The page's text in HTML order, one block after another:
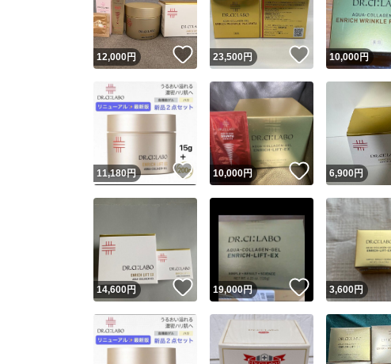
12,000円 いいね！
23,500円 いいね！
10,000円
11,180円 いいね！
10,000円 いいね！
6,900円
14,600円 いいね！
19,000円 いいね！
3,600円